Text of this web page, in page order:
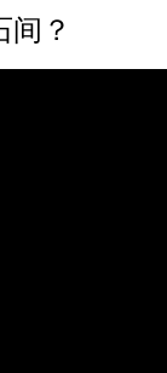
间？